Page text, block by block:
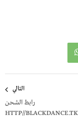
التالي
رابط الشحن
HTTP//BLACKDANCE.TK